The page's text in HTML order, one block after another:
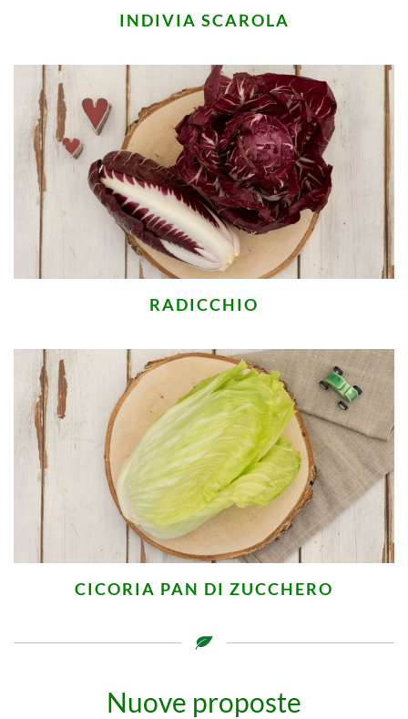
INDIVIA SCAROLA
RADICCHIO
CICORIA PAN DI ZUCCHERO
Nuove proposte